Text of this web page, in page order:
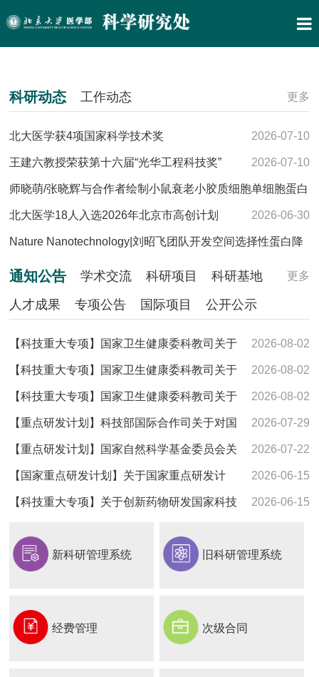
科研动态 工作动态 更多
北大医学获4项国家科学技术奖 2026-07-10
王建六教授荣获第十六届“光华工程科技奖” 2026-07-10
师晓萌/张晓辉与合作者绘制小鼠衰老小胶质细胞单细胞蛋白
质组图谱 2026-07-01
北大医学18人入选2026年北京市高创计划 2026-06-30
Nature Nanotechnology|刘昭飞团队开发空间选择性蛋白降
解策略，重塑肝癌代谢与免疫微环境 2026-06-26
通知公告 学术交流 科研项目
科研基地
人才成果
专项公告 国际项目 公开公示
更多
2026-08-02
【科技重大专项】国家卫生健康委科教司关于
发布创新药物研发国家科技重大专项2027年度项目申报指南
的通知
2026-08-02
【科技重大专项】国家卫生健康委科教司关于
发布新发突发与重大传染病防控国家科技重大专项 2027年
度项目申报指南的通知
2026-08-02
【科技重大专项】国家卫生健康委科教司关于
发布癌症、心脑血管、呼吸和代谢性疾病防治研究 国家科技
重大专项2027年度项目申报指南的通知
2026-07-29
【重点研发计划】科技部国际合作司关于对国
家重点研发计划“战略性科技创新合作”重点专项2026年度 联
合研发与示范项目申报指南征求意见的通知
2026-07-22
【重点研发计划】国家自然科学基金委员会关
于发布国家重点研发计划“发育编程及其代谢调节” “合成生物
学”重点专项2026年度项目申报指南的通知
2026-06-15
【国家重点研发计划】关于国家重点研发计
划“发育编程及其代谢调节”“合成生物学”重点专项 2026年度
2026-06-15
【科技重大专项】关于创新药物研发国家科技
新科研管理系统 旧科研管理系统
经费管理 次级合同